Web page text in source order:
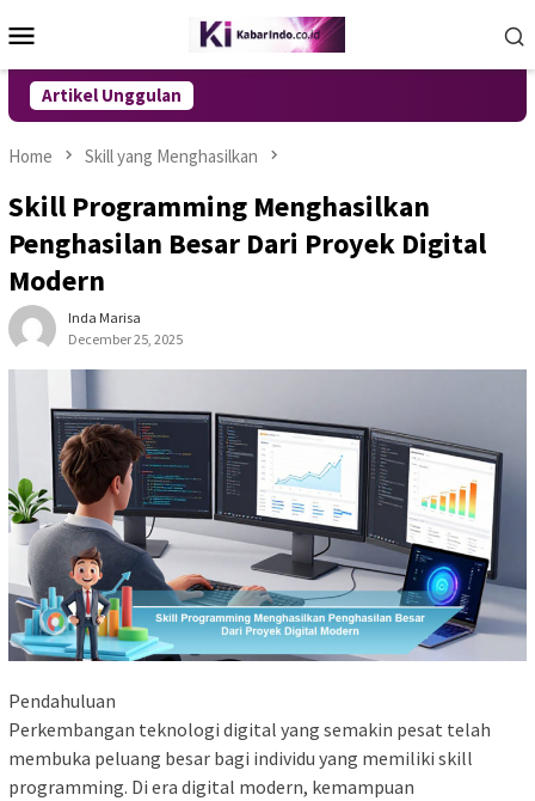
to
Menu
Artikel Unggulan
Home Skill yang Menghasilkan
Skill Programming Menghasilkan
Penghasilan Besar Dari Proyek Digital
Modern
Inda Marisa
December 25, 2025
Pendahuluan
Perkembangan teknologi digital yang semakin pesat telah
membuka peluang besar bagi individu yang memiliki skill
programming. Di era digital modern, kemampuan